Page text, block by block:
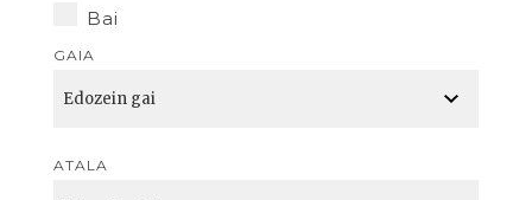
Bai
GAIA
ATALA